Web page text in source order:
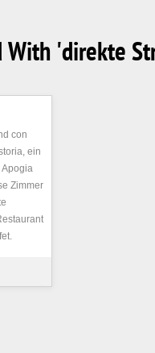
With 'direkte
con
ein
Apogia
Zimmer